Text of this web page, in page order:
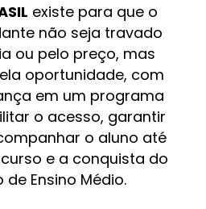
existe para que o
não seja travado
ou pelo preço, mas
oportunidade, com
em um programa
o acesso, garantir
o aluno até
e a conquista do
Ensino Médio.